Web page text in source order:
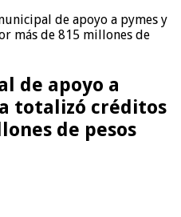
de apoyo a pymes y
más de 815 millones de
de apoyo a
totalizó créditos
de pesos